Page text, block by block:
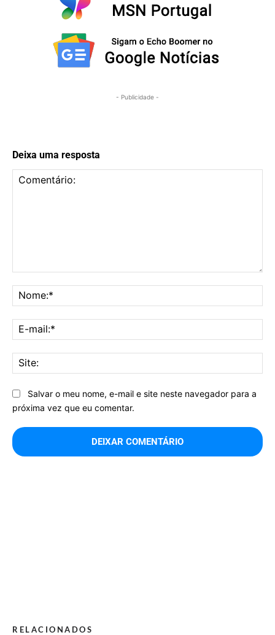
- Publicidade -
Deixa uma resposta
Salvar o meu nome, e-mail e site neste navegador para a
próxima vez que eu comentar.
RELACIONADOS